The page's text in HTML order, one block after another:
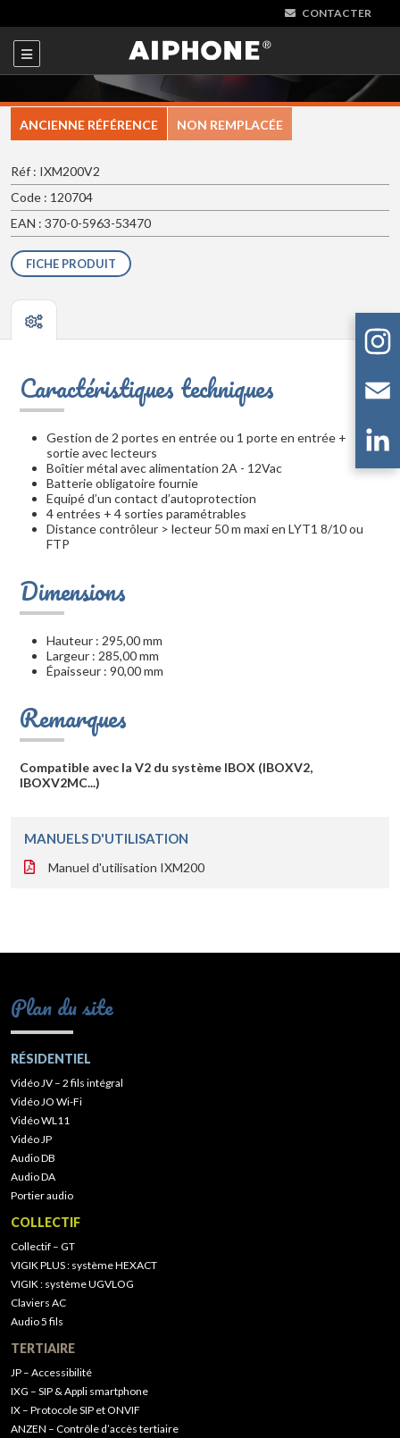
CONTACTER
ANCIENNE RÉFÉRENCE NON REMPLACÉE
Réf : IXM200V2
Code : 120704
EAN : 370-0-5963-53470
FICHE PRODUIT
Caractéristiques techniques
Gestion de 2 portes en entrée ou 1 porte en entrée +
sortie avec lecteurs
Boîtier métal avec alimentation 2A - 12Vac
Batterie obligatoire fournie
Equipé d’un contact d’autoprotection
4 entrées + 4 sorties paramétrables
Distance contrôleur > lecteur 50 m maxi en LYT1 8/10 ou
FTP
Dimensions
Hauteur : 295,00 mm
Largeur : 285,00 mm
Épaisseur : 90,00 mm
Remarques
Compatible avec la V2 du système IBOX (IBOXV2,
IBOXV2MC...)
MANUELS D'UTILISATION
Manuel d'utilisation IXM200
Plan du site
RÉSIDENTIEL
Vidéo JV – 2 fils intégral
Vidéo JO Wi-Fi
Vidéo WL11
Vidéo JP
Audio DB
Audio DA
Portier audio
COLLECTIF
Collectif – GT
VIGIK PLUS : système HEXACT
VIGIK : système UGVLOG
Claviers AC
Audio 5 fils
TERTIAIRE
JP – Accessibilité
IXG – SIP & Appli smartphone
IX – Protocole SIP et ONVIF
ANZEN – Contrôle d’accès tertiaire